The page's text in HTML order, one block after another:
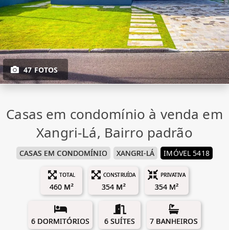
47 FOTOS
Casas em condomínio à venda em
Xangri-Lá, Bairro padrão
CASAS EM CONDOMÍNIO XANGRI-LÁ IMÓVEL 5418
TOTAL
460 M²
CONSTRUÍDA
354 M²
PRIVATIVA
354 M²
6 DORMITÓRIOS 6 SUÍTES 7 BANHEIROS